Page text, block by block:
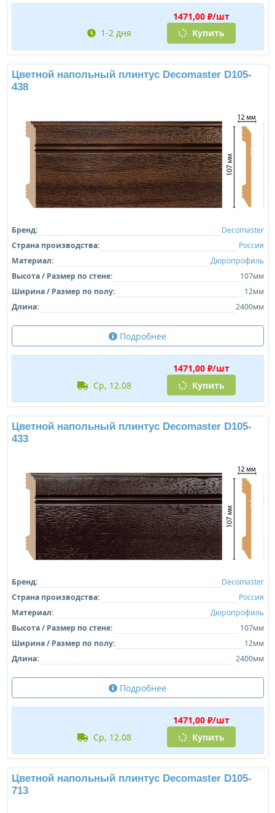
1471,00 ₽/шт
1-2 дня
Купить
Цветной напольный плинтус Decomaster D105-
438
Бренд:
Decomaster
Страна производства:
Россия
Материал:
Дюропрофиль
Высота / Размер по стене:
107мм
Ширина / Размер по полу:
12мм
Длина:
2400мм
Подробнее
1471,00 ₽/шт
ср, 12.08
Купить
Цветной напольный плинтус Decomaster D105-
433
Бренд:
Decomaster
Страна производства:
Россия
Материал:
Дюропрофиль
Высота / Размер по стене:
107мм
Ширина / Размер по полу:
12мм
Длина:
2400мм
Подробнее
1471,00 ₽/шт
ср, 12.08
Купить
Цветной напольный плинтус Decomaster D105-
713